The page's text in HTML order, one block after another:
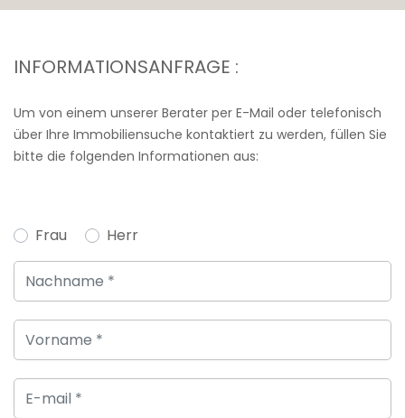
INFORMATIONSANFRAGE :
Um von einem unserer Berater per E-Mail oder telefonisch
über Ihre Immobiliensuche kontaktiert zu werden, füllen Sie
bitte die folgenden Informationen aus:
Frau Herr